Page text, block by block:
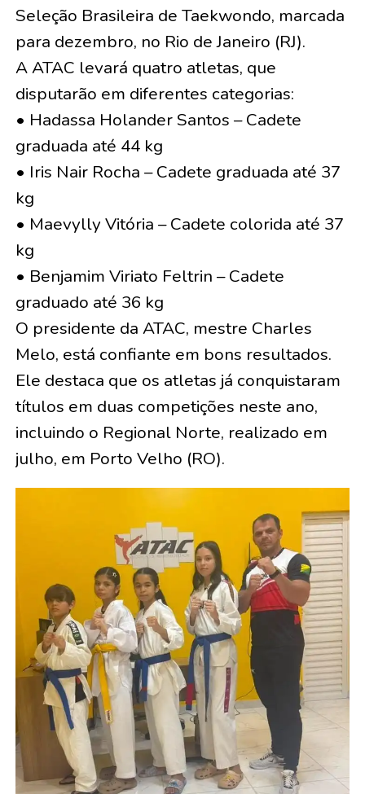
Seleção Brasileira de Taekwondo, marcada
para dezembro, no Rio de Janeiro (RJ).
A ATAC levará quatro atletas, que
disputarão em diferentes categorias:
• Hadassa Holander Santos – Cadete
graduada até 44 kg
• Iris Nair Rocha – Cadete graduada até 37
kg
• Maevylly Vitória – Cadete colorida até 37
kg
• Benjamim Viriato Feltrin – Cadete
graduado até 36 kg
O presidente da ATAC, mestre Charles
Melo, está confiante em bons resultados.
Ele destaca que os atletas já conquistaram
títulos em duas competições neste ano,
incluindo o Regional Norte, realizado em
julho, em Porto Velho (RO).